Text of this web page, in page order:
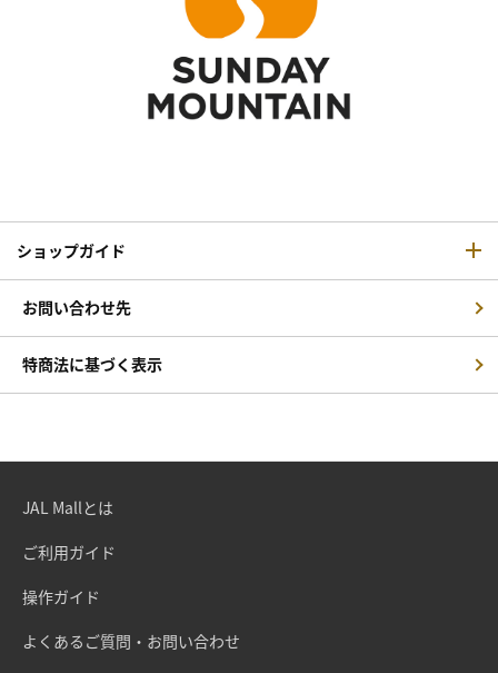
ショップガイド
お問い合わせ先
特商法に基づく表示
JAL Mallとは
ご利用ガイド
操作ガイド
よくあるご質問・お問い合わせ